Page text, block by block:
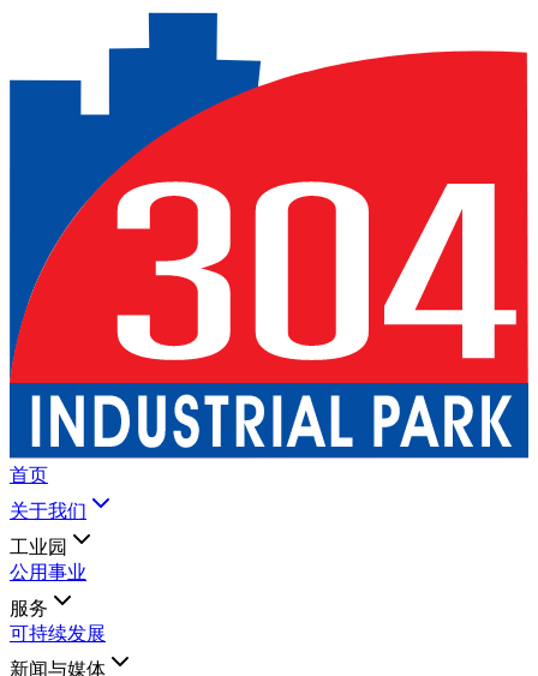
首页
关于我们
工业园
公用事业
服务
可持续发展
新闻与媒体